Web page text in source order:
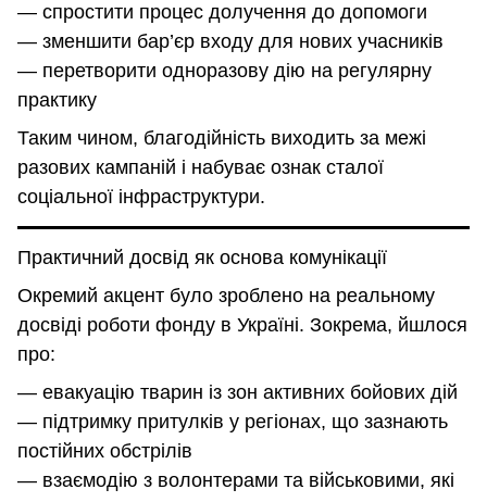
— спростити процес долучення до допомоги
— зменшити бар’єр входу для нових учасників
— перетворити одноразову дію на регулярну
практику
Таким чином, благодійність виходить за межі
разових кампаній і набуває ознак сталої
соціальної інфраструктури.
Практичний досвід як основа комунікації
Окремий акцент було зроблено на реальному
досвіді роботи фонду в Україні. Зокрема, йшлося
про:
— евакуацію тварин із зон активних бойових дій
— підтримку притулків у регіонах, що зазнають
постійних обстрілів
— взаємодію з волонтерами та військовими, які